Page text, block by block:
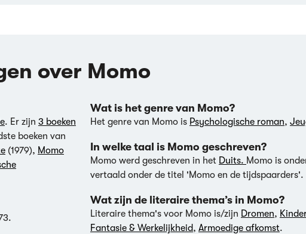
over Momo
. Er zijn 3 boeken
boeken van
(1979), Momo
Wat is het genre van Momo?
Het genre van Momo is Psychologische roman,
In welke taal is Momo geschreven?
Momo werd geschreven in het Duits. Momo is
vertaald onder de titel 'Momo en de tijdspaarders'.
Wat zijn de literaire thema’s in Momo?
Literaire thema's voor Momo is/zijn Dromen,
Fantasie & Werkelijkheid, Armoedige afkomst.